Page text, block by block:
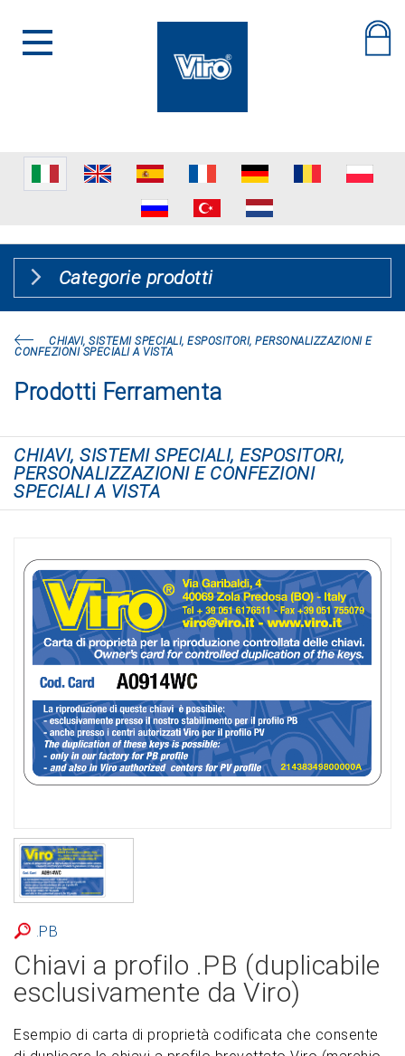
Categorie prodotti
CHIAVI, SISTEMI SPECIALI, ESPOSITORI, PERSONALIZZAZIONI E
CONFEZIONI SPECIALI A VISTA
Prodotti Ferramenta
CHIAVI, SISTEMI SPECIALI, ESPOSITORI,
PERSONALIZZAZIONI E CONFEZIONI
SPECIALI A VISTA
.PB
Chiavi a profilo .PB (duplicabile
esclusivamente da Viro)
Esempio di carta di proprietà codificata che consente